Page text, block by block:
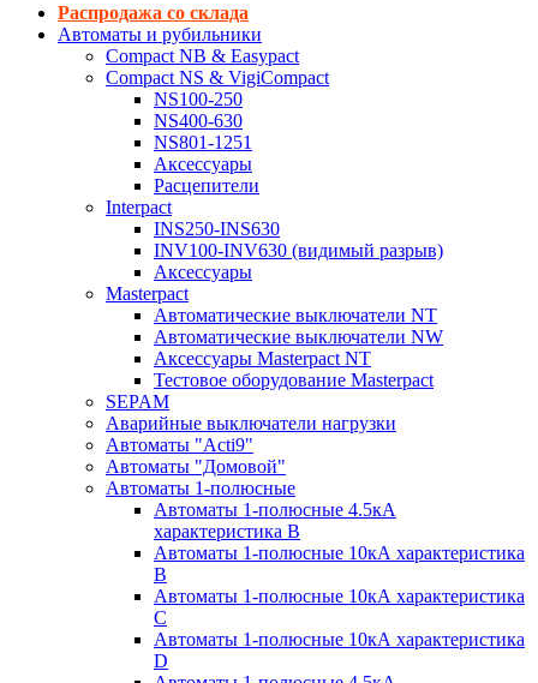
Распродажа со склада
Автоматы и рубильники
Compact NB & Easypact
Compact NS & VigiCompact
NS100-250
NS400-630
NS801-1251
Аксессуары
Расцепители
Interpact
INS250-INS630
INV100-INV630 (видимый разрыв)
Аксессуары
Masterpact
Автоматические выключатели NT
Автоматические выключатели NW
Аксессуары Masterpact NT
Тестовое оборудование Masterpact
SEPAM
Аварийные выключатели нагрузки
Автоматы "Acti9"
Автоматы "Домовой"
Автоматы 1-полюсные
Автоматы 1-полюсные 4.5кА
характеристика В
Автоматы 1-полюсные 10кА характеристика
B
Автоматы 1-полюсные 10кА характеристика
C
Автоматы 1-полюсные 10кА характеристика
D